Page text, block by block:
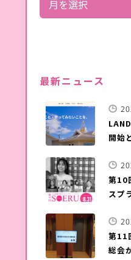
最新ニュース
開始
第10
スプ
第11
総会